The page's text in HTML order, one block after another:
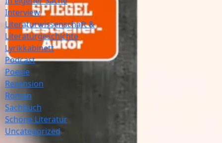
Interview
Literaturwissenschaft &
Literaturgeschichte
Lyrikkabinett
Podcast
Poesie
Rezension
Roman
Sachbuch
Schöne Literatur
Uncategorized